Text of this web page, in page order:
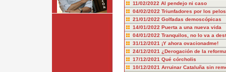
11/02/2022 Al pendejo ni caso
04/02/2022 Triunfadores por los pelos
21/01/2022 Golfadas demoscópicas
14/01/2022 Puerta a una nueva vida
04/01/2022 Tranquilos, no lo va a
31/12/2021 ¡Y ahora ovacionadme!
24/12/2021 ¿Derogación de la
17/12/2021 Qué córcholis
10/12/2021 Arruinar Cataluña sin